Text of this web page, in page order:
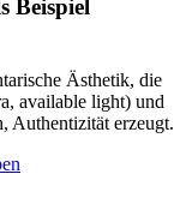
Beispiel
Ästhetik, die
available light) und
Authentizität erzeugt.